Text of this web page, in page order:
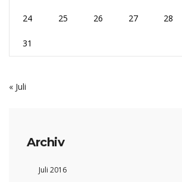
24 25 26 27 28
31
« Juli
Archiv
Juli 2016